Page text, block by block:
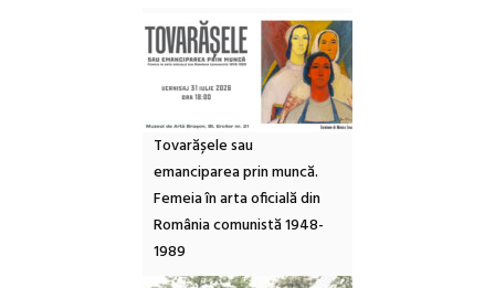
Tovarășele sau
emanciparea prin muncă.
Femeia în arta oficială din
România comunistă 1948-
1989